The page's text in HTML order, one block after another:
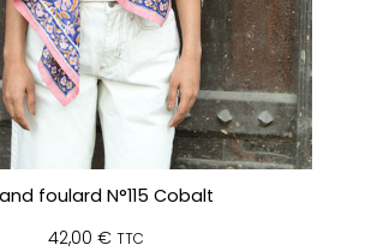
foulard N°115 Cobalt
42,00 € TTC